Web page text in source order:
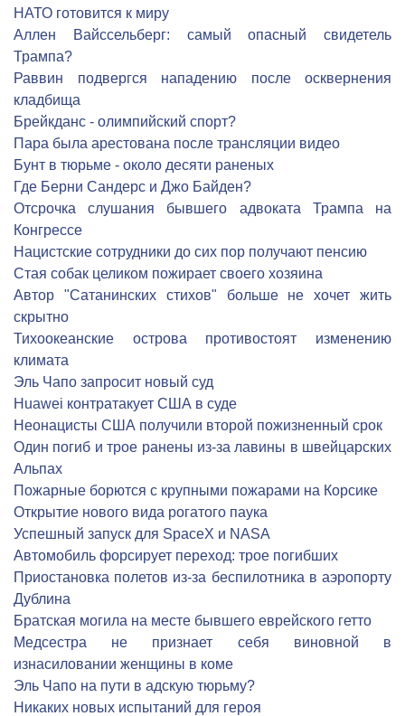
НАТО готовится к миру
Аллен Вайссельберг: самый опасный свидетель
Трампа?
Раввин подвергся нападению после осквернения
кладбища
Брейкданс - олимпийский спорт?
Пара была арестована после трансляции видео
Бунт в тюрьме - около десяти раненых
Где Берни Сандерс и Джо Байден?
Отсрочка слушания бывшего адвоката Трампа на
Конгрессе
Нацистские сотрудники до сих пор получают пенсию
Стая собак целиком пожирает своего хозяина
Автор "Сатанинских стихов" больше не хочет жить
скрытно
Тихоокеанские острова противостоят изменению
климата
Эль Чапо запросит новый суд
Huawei контратакует США в суде
Неонацисты США получили второй пожизненный срок
Один погиб и трое ранены из-за лавины в швейцарских
Альпах
Пожарные борются с крупными пожарами на Корсике
Открытие нового вида рогатого паука
Успешный запуск для SpaceX и NASA
Автомобиль форсирует переход: трое погибших
Приостановка полетов из-за беспилотника в аэропорту
Дублина
Братская могила на месте бывшего еврейского гетто
Медсестра не признает себя виновной в
изнасиловании женщины в коме
Эль Чапо на пути в адскую тюрьму?
Никаких новых испытаний для героя